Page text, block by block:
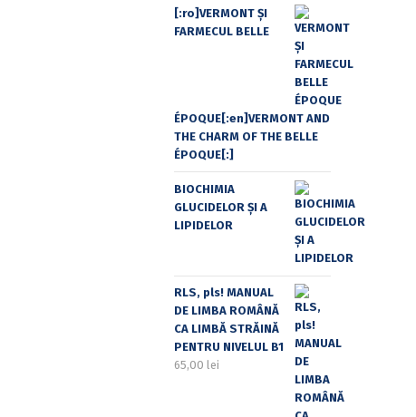
[:ro]VERMONT ȘI
FARMECUL BELLE
ÉPOQUE[:en]VERMONT AND
THE CHARM OF THE BELLE
ÉPOQUE[:]
BIOCHIMIA
GLUCIDELOR ȘI A
LIPIDELOR
RLS, pls! MANUAL
DE LIMBA ROMÂNĂ
CA LIMBĂ STRĂINĂ
PENTRU NIVELUL B1
65,00 lei